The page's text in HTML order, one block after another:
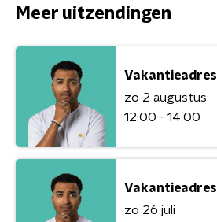
Meer uitzendingen
Vakantieadres
zo 2 augustus
12:00 - 14:00
Vakantieadres
zo 26 juli